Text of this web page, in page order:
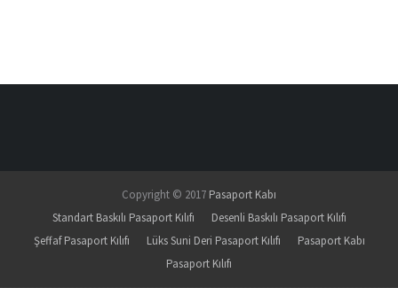
Copyright © 2017 Pasaport Kabı
Standart Baskılı Pasaport Kılıfı
Desenli Baskılı Pasaport Kılıfı
Şeffaf Pasaport Kılıfı
Lüks Suni Deri Pasaport Kılıfı
Pasaport Kabı
Pasaport Kılıfı